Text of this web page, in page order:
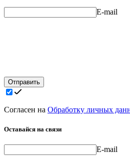
E-mail
Отправить
Согласен на Обработку личных
Оставайся на связи
E-mail